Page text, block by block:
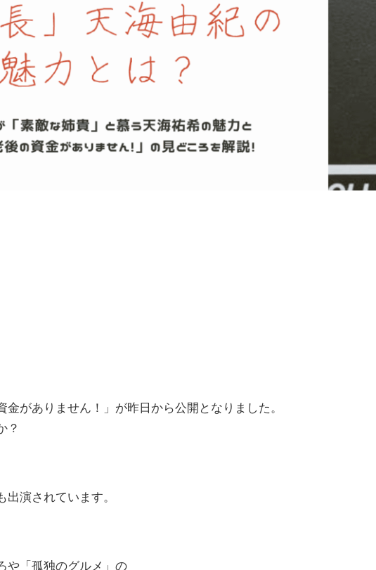
がありません！」が昨日から公開となりました。
？
演されています。
や「孤独のグルメ」の